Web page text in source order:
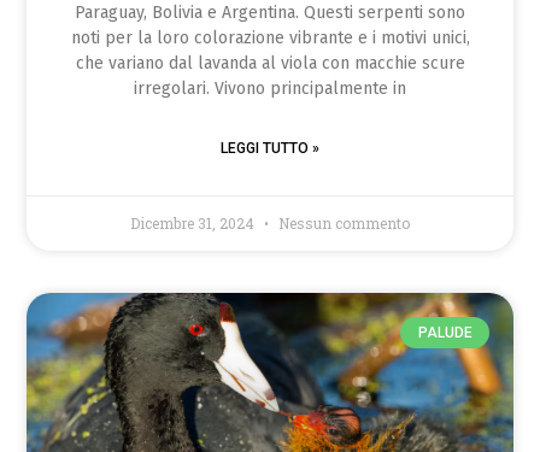
Paraguay, Bolivia e Argentina. Questi serpenti sono
noti per la loro colorazione vibrante e i motivi unici,
che variano dal lavanda al viola con macchie scure
irregolari. Vivono principalmente in
LEGGI TUTTO »
Dicembre 31, 2024 Nessun commento
PALUDE